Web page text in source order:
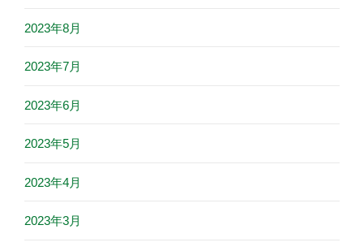
2023年8月
2023年7月
2023年6月
2023年5月
2023年4月
2023年3月